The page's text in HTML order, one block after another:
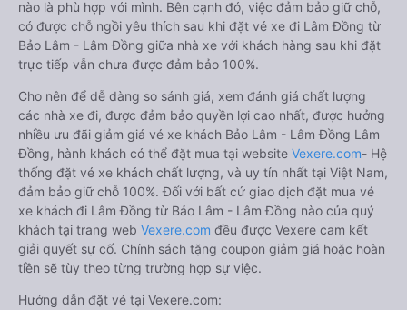
nào là phù hợp với mình. Bên cạnh đó, việc đảm bảo giữ chỗ,
có được chỗ ngồi yêu thích sau khi đặt vé xe đi Lâm Đồng từ
Bảo Lâm - Lâm Đồng giữa nhà xe với khách hàng sau khi đặt
trực tiếp vẫn chưa được đảm bảo 100%.
Cho nên để dễ dàng so sánh giá, xem đánh giá chất lượng
các nhà xe đi, được đảm bảo quyền lợi cao nhất, được hưởng
nhiều ưu đãi giảm giá vé xe khách Bảo Lâm - Lâm Đồng Lâm
Đồng, hành khách có thể đặt mua tại website Vexere.com- Hệ
thống đặt vé xe khách chất lượng, và uy tín nhất tại Việt Nam,
đảm bảo giữ chỗ 100%. Đối với bất cứ giao dịch đặt mua vé
xe khách đi Lâm Đồng từ Bảo Lâm - Lâm Đồng nào của quý
khách tại trang web Vexere.com đều được Vexere cam kết
giải quyết sự cố. Chính sách tặng coupon giảm giá hoặc hoàn
tiền sẽ tùy theo từng trường hợp sự việc.
Hướng dẫn đặt vé tại Vexere.com: